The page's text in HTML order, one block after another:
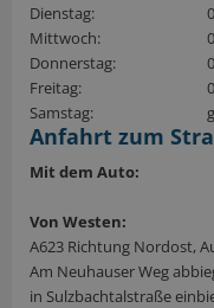
Dienstag:
Mittwoch:
Donnerstag:
Freitag:
Samstag:
Anfahrt zum
Mit dem Auto:
Von Westen:
A623 Richtung Nordost,
Am Neuhauser Weg
in Sulzbachtalstraße